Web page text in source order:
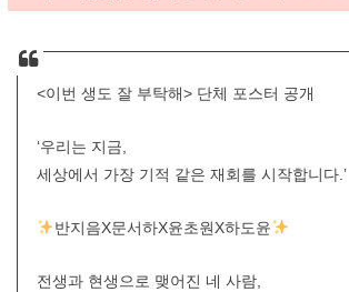
<이번 생도 잘 부탁해> 단체 포스터 공개
‘우리는 지금,
세상에서 가장 기적 같은 재회를 시작합니다.’
반지음X문서하X윤초원X하도윤
전생과 현생으로 맺어진 네 사람,